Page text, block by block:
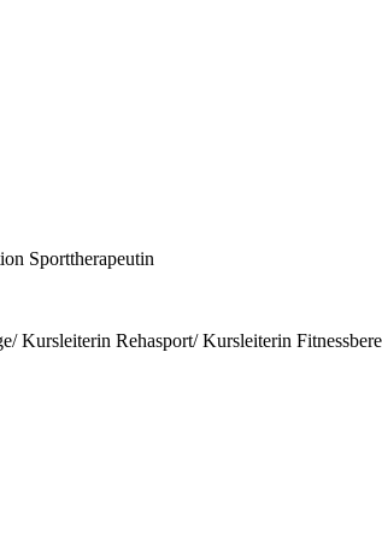
Sporttherapeutin
Kursleiterin Rehasport/ Kursleiterin